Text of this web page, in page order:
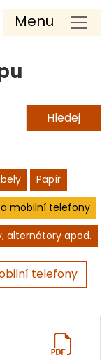
Menu
Hledej
Papír
a mobilní telefony
alternátory apod.
telefony